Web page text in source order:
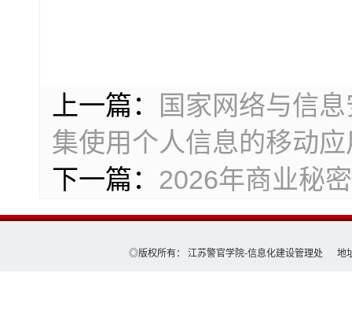
上一篇：
国家网络与信
集使用个人信息的移动应
下一篇： 2026年商业秘
◎版权所有： 江苏警官学院-信息化建设管理处